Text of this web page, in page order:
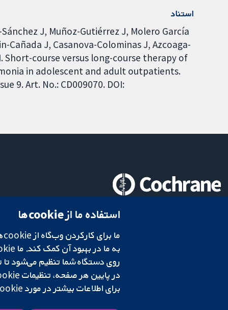
استناد
J, Muñoz-Gutiérrez J, Molero García
Cañada J, Casanova-Colominas J, Azcoaga-
Short-course versus long-course therapy of
in adolescent and adult outpatients.
9. Art. No.: CD009070. DOI:
شبکه همکاری کاکرین، یک مؤسسه خیریه (شماره 1045921) و یک شرکت با مسئولیت محدود به‌صورت ضمانت (شماره 03044323) ثبت‌شده در انگلستان و ولز است. شماره ثبت مالیات بر ارزش افزوده: GB 718 2127 49.
سلب مسئولیت حریم خصوصی| سیاست کوکی‌ها
استفاده ما از cookie‌ها
در پایین هر صفحه، تنظیمات cookie‌ خود را تغییر دهید.
برای اطلاعات بیشتر در مورد cookie‌هایی که استفاده می‌کنیم،